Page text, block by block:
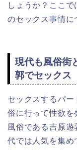
しょうか？ここ
のセックス事情に
現代も風俗街
郭でセックス
セックスするパ
俗に行って性欲を
風俗である吉原
代では人気を集め